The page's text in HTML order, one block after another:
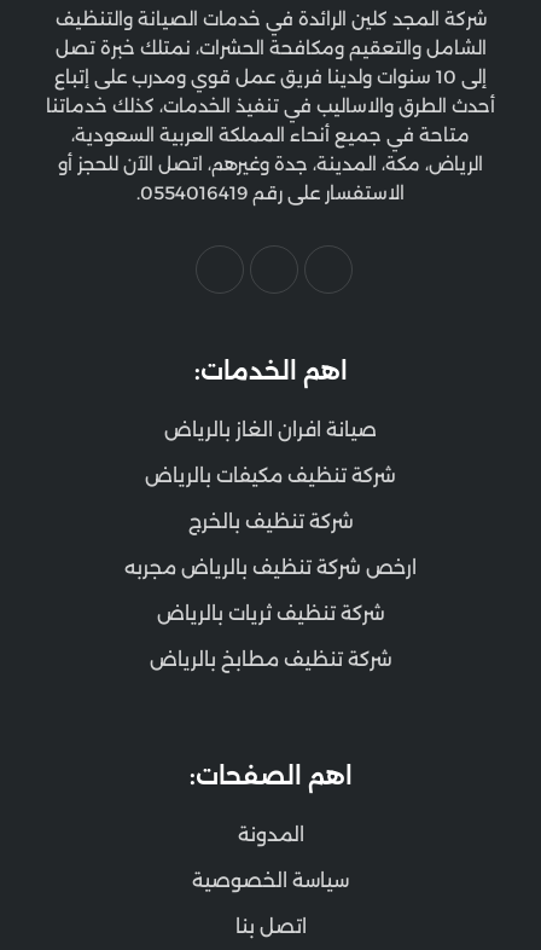
شركة المجد كلين الرائدة في خدمات الصيانة والتنظيف
الشامل والتعقيم ومكافحة الحشرات، نمتلك خبرة تصل
إلى 10 سنوات ولدينا فريق عمل قوي ومدرب على إتباع
أحدث الطرق والاساليب في تنفيذ الخدمات، كذلك خدماتنا
متاحة في جميع أنحاء المملكة العربية السعودية،
الرياض، مكة، المدينة، جدة وغيرهم، اتصل الآن للحجز أو
الاستفسار على رقم 0554016419.
اهم الخدمات:
صيانة افران الغاز بالرياض
شركة تنظيف مكيفات بالرياض
شركة تنظيف بالخرج
ارخص شركة تنظيف بالرياض مجربه
شركة تنظيف ثريات بالرياض
شركة تنظيف مطابخ بالرياض
اهم الصفحات:
المدونة
سياسة الخصوصية
اتصل بنا